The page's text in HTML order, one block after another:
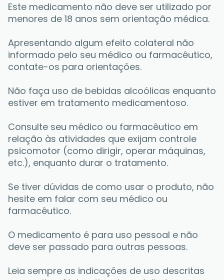
Este medicamento não deve ser utilizado por
menores de 18 anos sem orientação médica.
Apresentando algum efeito colateral não
informado pelo seu médico ou farmacêutico,
contate-os para orientações.
Não faça uso de bebidas alcoólicas enquanto
estiver em tratamento medicamentoso.
Consulte seu médico ou farmacêutico em
relação às atividades que exijam controle
psicomotor (como dirigir, operar máquinas,
etc.), enquanto durar o tratamento.
Se tiver dúvidas de como usar o produto, não
hesite em falar com seu médico ou
farmacêutico.
O medicamento é para uso pessoal e não
deve ser passado para outras pessoas.
Leia sempre as indicações de uso descritas